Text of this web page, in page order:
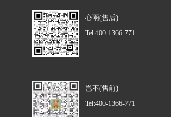
心雨(售后)
Tel:400-1366-771
岂不(售前)
Tel:400-1366-771